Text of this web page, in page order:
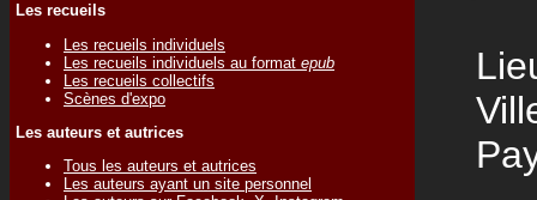
Les recueils
Les recueils individuels
Les recueils individuels au format epub
Les recueils collectifs
Scènes d'expo
Les auteurs et autrices
Tous les auteurs et autrices
Les auteurs ayant un site personnel